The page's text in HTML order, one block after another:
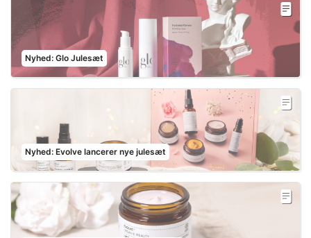
Nyhed: Glo Julesæt
Nyhed: Evolve lancerer nye julesæt